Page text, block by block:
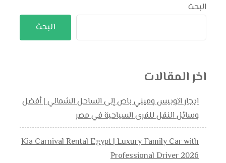
البحث
البحث
اخر المقالات
ايجار اتوبيس وميني باص إلى الساحل الشمالي | أفضل
وسائل النقل للقرى السياحية في مصر
Kia Carnival Rental Egypt | Luxury Family Car with
Professional Driver 2026